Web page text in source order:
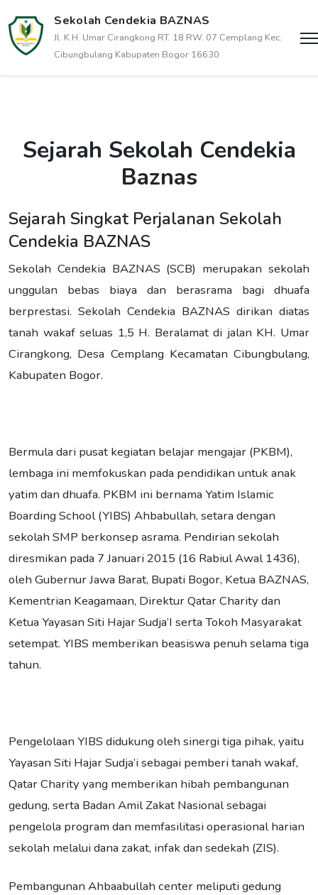
Sekolah Cendekia BAZNAS
Jl. K.H. Umar Cirangkong RT. 18 RW. 07 Cemplang Kec.
Cibungbulang Kabupaten Bogor 16630
Sejarah Sekolah Cendekia
Baznas
Sejarah Singkat Perjalanan Sekolah
Cendekia BAZNAS
Sekolah Cendekia BAZNAS (SCB) merupakan sekolah
unggulan bebas biaya dan berasrama bagi dhuafa
berprestasi. Sekolah Cendekia BAZNAS dirikan diatas
tanah wakaf seluas 1,5 H. Beralamat di jalan KH. Umar
Cirangkong, Desa Cemplang Kecamatan Cibungbulang,
Kabupaten Bogor.
Bermula dari pusat kegiatan belajar mengajar (PKBM),
lembaga ini memfokuskan pada pendidikan untuk anak
yatim dan dhuafa. PKBM ini bernama Yatim Islamic
Boarding School (YIBS) Ahbabullah, setara dengan
sekolah SMP berkonsep asrama. Pendirian sekolah
diresmikan pada 7 Januari 2015 (16 Rabiul Awal 1436),
oleh Gubernur Jawa Barat, Bupati Bogor, Ketua BAZNAS,
Kementrian Keagamaan, Direktur Qatar Charity dan
Ketua Yayasan Siti Hajar Sudja’I serta Tokoh Masyarakat
setempat. YIBS memberikan beasiswa penuh selama tiga
tahun.
Pengelolaan YIBS didukung oleh sinergi tiga pihak, yaitu
Yayasan Siti Hajar Sudja’i sebagai pemberi tanah wakaf,
Qatar Charity yang memberikan hibah pembangunan
gedung, serta Badan Amil Zakat Nasional sebagai
pengelola program dan memfasilitasi operasional harian
sekolah melalui dana zakat, infak dan sedekah (ZIS).
Pembangunan Ahbaabullah center meliputi gedung